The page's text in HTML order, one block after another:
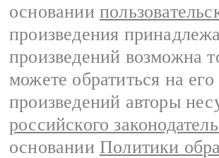
основании
произведения
произведений возможна
можете обратиться на
произведений авторы
российского
основании Политики